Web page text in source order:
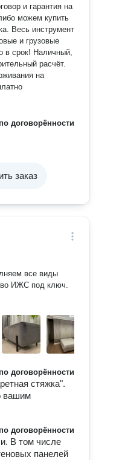
и гарантия на
можем купить
Весь инструмент
и грузовые
в срок! Наличный,
расчёт.
на
по договорённости
заказ
все виды
ИЖС под ключ.
по договорённости
стяжка".
вашим
по договорённости
В том числе
панелей